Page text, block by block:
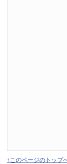
↑このページのトップ